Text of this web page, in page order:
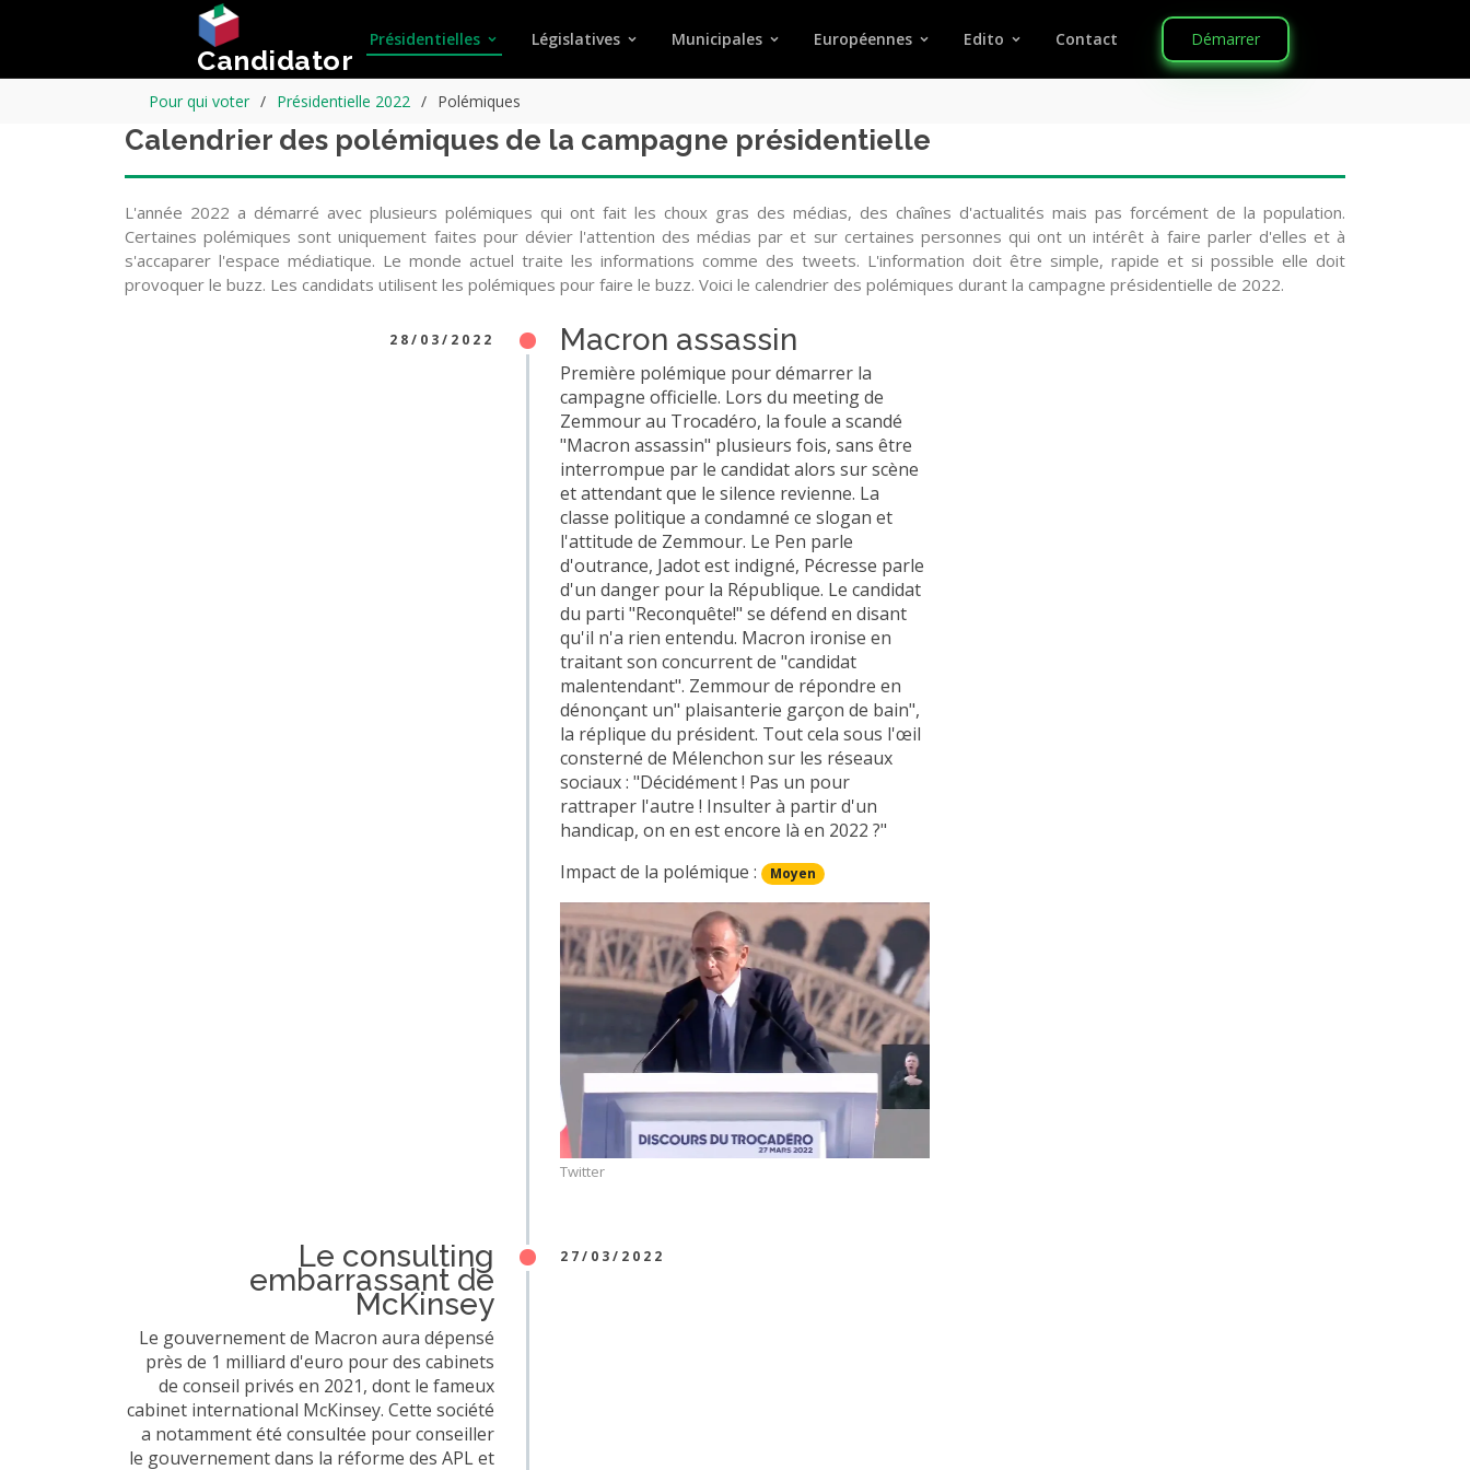
Candidator
Présidentielles Législatives Municipales Européennes Edito Contact Démarrer
Pour qui voter Présidentielle 2022 Polémiques
Calendrier des polémiques de la campagne présidentielle
L'année 2022 a démarré avec plusieurs polémiques qui ont fait les choux gras des médias, des chaînes d'actualités mais pas forcément de la population.
Certaines polémiques sont uniquement faites pour dévier l'attention des médias par et sur certaines personnes qui ont un intérêt à faire parler d'elles et à
s'accaparer l'espace médiatique. Le monde actuel traite les informations comme des tweets. L'information doit être simple, rapide et si possible elle doit
provoquer le buzz. Les candidats utilisent les polémiques pour faire le buzz. Voici le calendrier des polémiques durant la campagne présidentielle de 2022.
28/03/2022 Macron assassin
Première polémique pour démarrer la
campagne officielle. Lors du meeting de
Zemmour au Trocadéro, la foule a scandé
"Macron assassin" plusieurs fois, sans être
interrompue par le candidat alors sur scène
et attendant que le silence revienne. La
classe politique a condamné ce slogan et
l'attitude de Zemmour. Le Pen parle
d'outrance, Jadot est indigné, Pécresse parle
d'un danger pour la République. Le candidat
du parti "Reconquête!" se défend en disant
qu'il n'a rien entendu. Macron ironise en
traitant son concurrent de "candidat
malentendant". Zemmour de répondre en
dénonçant un" plaisanterie garçon de bain",
la réplique du président. Tout cela sous l'œil
consterné de Mélenchon sur les réseaux
sociaux : "Décidément ! Pas un pour
rattraper l'autre ! Insulter à partir d'un
handicap, on en est encore là en 2022 ?"
Impact de la polémique :
Moyen
Twitter
27/03/2022
Le consulting
embarrassant de
McKinsey
Le gouvernement de Macron aura dépensé
près de 1 milliard d'euro pour des cabinets
de conseil privés en 2021, dont le fameux
cabinet international McKinsey. Cette société
a notamment été consultée pour conseiller
le gouvernement dans la réforme des APL et